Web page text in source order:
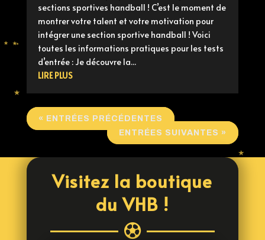
sections sportives handball ! C’est le moment de
montrer votre talent et votre motivation pour
intégrer une section sportive handball ! Voici
toutes les informations pratiques pour les tests
d’entrée : Je découvre la...
LIRE PLUS
« ENTRÉES PRÉCÉDENTES
ENTRÉES SUIVANTES »
Visitez la boutique
du VHB !
